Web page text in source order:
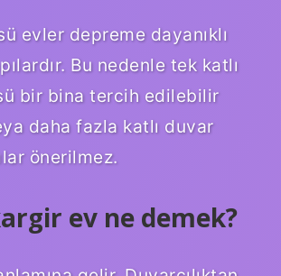
evler depreme dayanıklı
Bu nedenle tek katlı
bir bina tercih edilebilir
daha fazla katlı duvar
önerilmez.
ev ne demek?